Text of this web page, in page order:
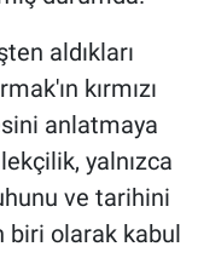
aldıkları
kırmızı
anlatmaya
yalnızca
ve tarihini
olarak kabul